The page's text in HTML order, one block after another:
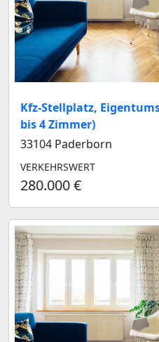
Kfz-Stellplatz,
bis 4 Zimmer)
33104 Paderborn
VERKEHRSWERT
280.000 €